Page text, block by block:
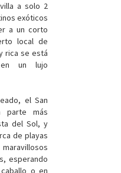
a solo 2
exóticos
a un corto
local de
rica se está
en un lujo
el San
parte más
del Sol, y
de playas
esperando
o en